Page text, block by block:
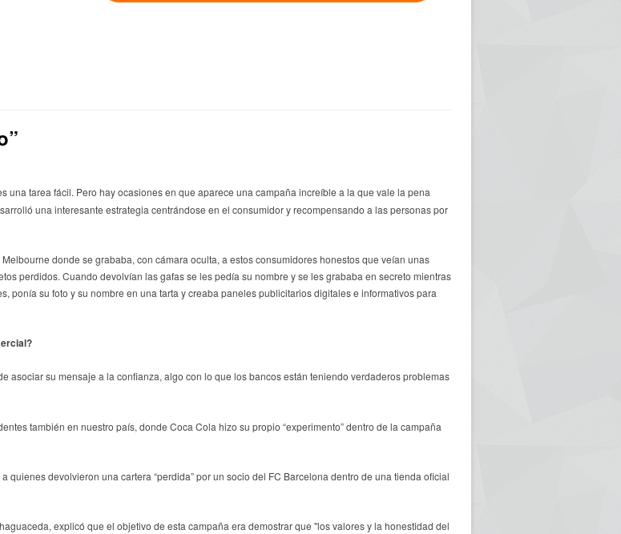
una tarea fácil. Pero hay ocasiones en que aparece una campaña increíble a la que vale la pena
una interesante estrategia centrándose en el consumidor y recompensando a las personas por
donde se grababa, con cámara oculta, a estos consumidores honestos que veían unas
perdidos. Cuando devolvían las gafas se les pedía su nombre y se les grababa en secreto mientras
ponía su foto y su nombre en una tarta y creaba paneles publicitarios digitales e informativos para
asociar su mensaje a la confianza, algo con lo que los bancos están teniendo verdaderos problemas
también en nuestro país, donde Coca Cola hizo su propio “experimento” dentro de la campaña
devolvieron una cartera “perdida” por un socio del FC Barcelona dentro de una tienda oficial
explicó que el objetivo de esta campaña era demostrar que "los valores y la honestidad del